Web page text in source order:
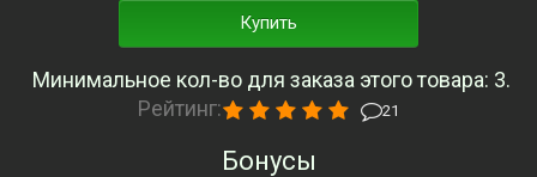
Купить
Минимальное кол-во для заказа этого товара: 3.
Рейтинг:
21
Бонусы